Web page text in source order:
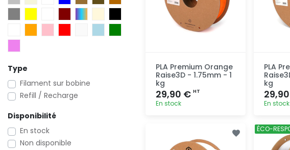
Type
Filament sur bobine
Refill / Recharge
Disponibilité
En stock
Non disponible
PLA Premium Orange
Raise3D - 1.75mm - 1
kg
29,90 € HT
En stock
PLA
kg
En stock
ÉCO-